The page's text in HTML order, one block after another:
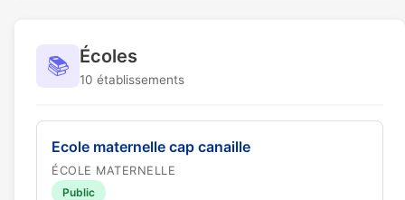
📚 Écoles
10 établissements
Ecole maternelle cap canaille
ÉCOLE MATERNELLE
Public